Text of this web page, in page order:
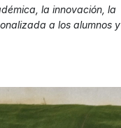
la innovación, la
a los alumnos y